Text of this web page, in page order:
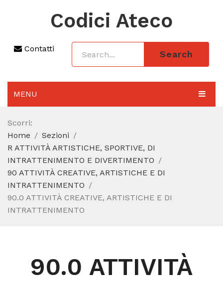
Codici Ateco
Contatti
Search
MENU
AGGIORNAMENTO 2025
SEZIONI
CODICE ATECO A COSA SERVE
REGIME FORFETTARIO
CODICE FISCALE
Scorri:
Home
Sezioni
R ATTIVITÀ ARTISTICHE, SPORTIVE, DI
INTRATTENIMENTO E DIVERTIMENTO
90 ATTIVITÀ CREATIVE, ARTISTICHE E DI
INTRATTENIMENTO
90.0 ATTIVITÀ CREATIVE, ARTISTICHE E DI
INTRATTENIMENTO
90.0 ATTIVITÀ